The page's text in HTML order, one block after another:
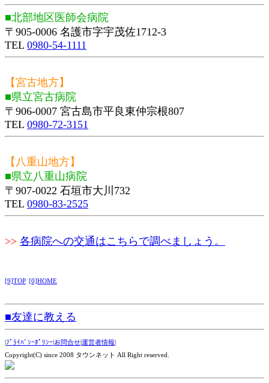
■北部地区医師会病院
〒905-0006 名護市字宇茂佐1712-3
TEL 0980-54-1111
【宮古地方】
■県立宮古病院
〒906-0007 宮古島市平良東仲宗根807
TEL 0980-72-3151
【八重山地方】
■県立八重山病院
〒907-0022 石垣市大川732
TEL 0980-83-2525
>> 各病院への交通はこちらで調べましょう。
[9]TOP [0]HOME
■友達に教える
ﾌﾟﾗｲﾊﾞｼｰﾎﾟﾘｼｰ お問合せ運営者情報
Copyright(C) since 2008 タウンネット All Right reserved.